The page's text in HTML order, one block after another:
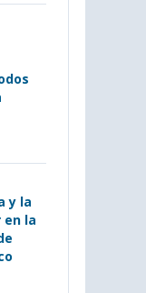
y la
en la